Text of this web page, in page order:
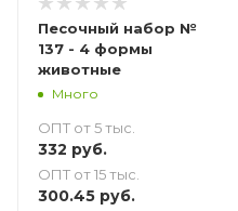
Песочный набор №
137 - 4 формы
животные
Много
ОПТ от 5 тыс.
332 руб.
ОПТ от 15 тыс.
300.45 руб.